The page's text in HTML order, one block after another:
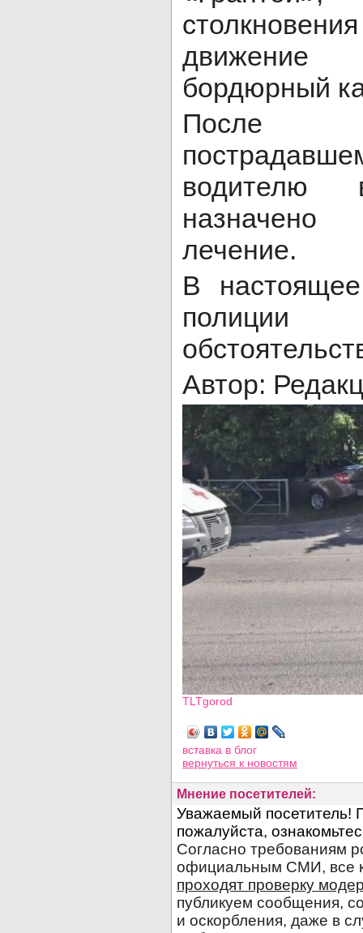
бордюрный
После
водителю
лечение.
В
Автор:
TLTgorod
вставка в блог
вернуться к новостям
Мнение посетителей: